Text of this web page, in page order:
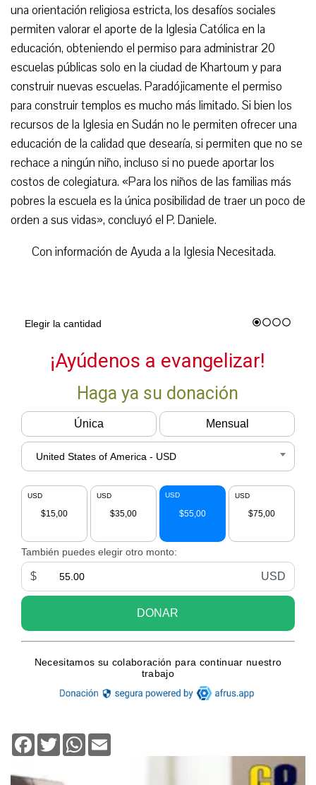
una orientación religiosa estricta, los desafíos sociales
permiten valorar el aporte de la Iglesia Católica en la
educación, obteniendo el permiso para administrar 20
escuelas públicas solo en la ciudad de Khartoum y para
construir nuevas escuelas. Paradójicamente el permiso
para construir templos es mucho más limitado. Si bien los
recursos de la Iglesia en Sudán no le permiten ofrecer una
educación de la calidad que desearía, si permiten que no se
rechace a ningún niño, incluso si no puede aportar los
costos de colegiatura. «Para los niños de las familias más
pobres la escuela es la única posibilidad de traer un poco de
orden a sus vidas», concluyó el P. Daniele.
Con información de Ayuda a la Iglesia Necesitada.
Facebook
TwitterWhatsApp